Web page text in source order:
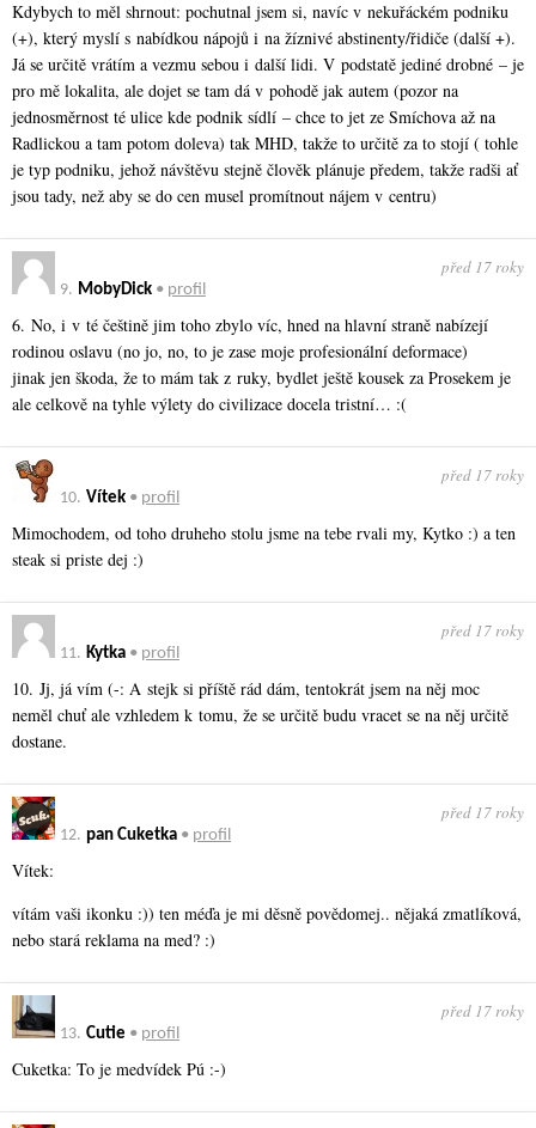
Kdybych to měl shrnout: pochutnal jsem si, navíc v nekuřáckém podniku
(+), který myslí s nabídkou nápojů i na žíznivé abstinenty/řidiče (další +).
Já se určitě vrátím a vezmu sebou i další lidi. V podstatě jediné drobné – je
pro mě lokalita, ale dojet se tam dá v pohodě jak autem (pozor na
jednosměrnost té ulice kde podnik sídlí – chce to jet ze Smíchova až na
Radlickou a tam potom doleva) tak MHD, takže to určitě za to stojí ( tohle
je typ podniku, jehož návštěvu stejně člověk plánuje předem, takže radši ať
jsou tady, než aby se do cen musel promítnout nájem v centru)
9. MobyDick • profil
před 17 roky
6. No, i v té češtině jim toho zbylo víc, hned na hlavní straně nabízejí
rodinou oslavu (no jo, no, to je zase moje profesionální deformace)
jinak jen škoda, že to mám tak z ruky, bydlet ještě kousek za Prosekem je
ale celkově na tyhle výlety do civilizace docela tristní… :(
10. Vítek • profil
před 17 roky
Mimochodem, od toho druheho stolu jsme na tebe rvali my, Kytko :) a ten
steak si priste dej :)
11. Kytka • profil
před 17 roky
10. Jj, já vím (-: A stejk si příště rád dám, tentokrát jsem na něj moc
neměl chuť ale vzhledem k tomu, že se určitě budu vracet se na něj určitě
dostane.
12. pan Cuketka • profil
před 17 roky
Vítek:
vítám vaši ikonku :)) ten méďa je mi děsně povědomej.. nějaká zmatlíková,
nebo stará reklama na med? :)
13. Cutie • profil
před 17 roky
Cuketka: To je medvídek Pú :-)